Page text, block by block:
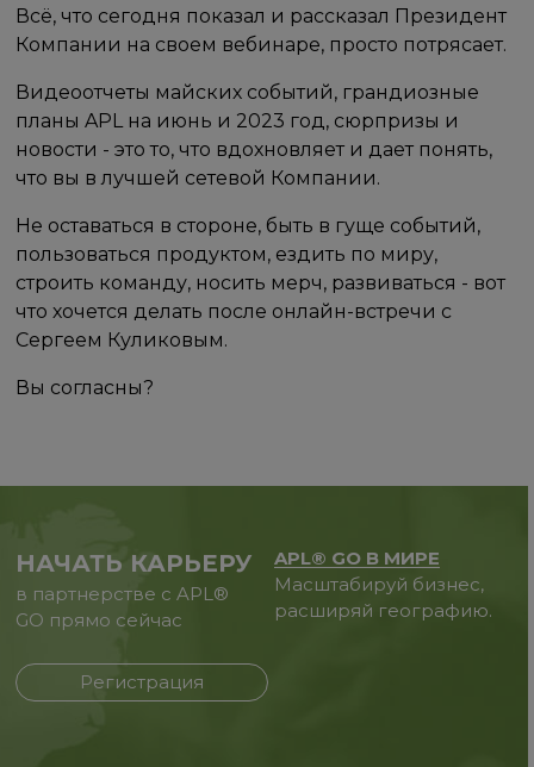
Всё, что сегодня показал и рассказал Президент
Компании на своем вебинаре, просто потрясает.
Видеоотчеты майских событий, грандиозные
планы APL на июнь и 2023 год, сюрпризы и
новости - это то, что вдохновляет и дает понять,
что вы в лучшей сетевой Компании.
Не оставаться в стороне, быть в гуще событий,
пользоваться продуктом, ездить по миру,
строить команду, носить мерч, развиваться - вот
что хочется делать после онлайн-встречи с
Сергеем Куликовым.
Вы согласны?
НАЧАТЬ КАРЬЕРУ
в партнерстве с APL®
GO прямо сейчас
Регистрация
APL® GO В МИРЕ
Масштабируй бизнес,
расширяй географию.